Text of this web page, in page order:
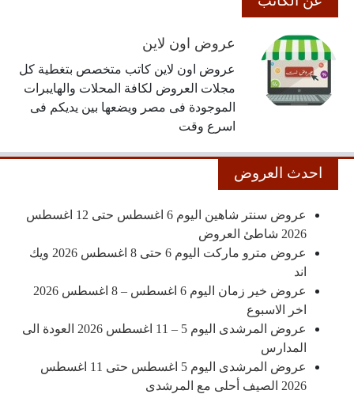
عروض اون لاين
عروض اون لاين كاتب متخصص بتغطية كل
مجلات العروض لكافة المحلات والهايبرات
الموجودة فى مصر ويضعها بين يديكم فى
اسرع وقت
احدث العروض
عروض سنتر شاهين اليوم 6 اغسطس حتى 12 اغسطس
2026 شاطئ العروض
عروض مترو ماركت اليوم 6 حتى 8 اغسطس 2026 ويك
اند
عروض خير زمان اليوم 6 اغسطس – 8 اغسطس 2026
اخر الاسبوع
عروض المرشدى اليوم 5 – 11 اغسطس 2026 العودة الى
المدارس
عروض المرشدى اليوم 5 اغسطس حتى 11 اغسطس
2026 الصيف أحلى مع المرشدى